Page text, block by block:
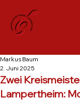
Zwei
Lampertheim:
Markus Baum
2. Juni 2025